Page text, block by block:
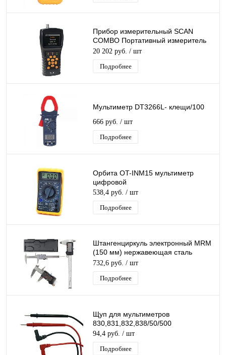
Прибор измерительный SCAN
COMBO Портативный измеритель
уровня ТЕЛЕВИЗИОННЫХ
СИГНАЛОВ
20 202 руб. / шт
Подробнее
Мультиметр DT3266L- клещи/100
666 руб. / шт
Подробнее
Орбита OT-INM15 мультиметр
цифровой
538,4 руб. / шт
Подробнее
Штангенциркуль электронный MRM
(150 мм) нержавеющая сталь
глубиномер,Высокий показатели
точности
732,6 руб. / шт
Подробнее
Щуп для мультиметров
830,831,832,838/50/500
94,4 руб. / шт
Подробнее